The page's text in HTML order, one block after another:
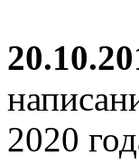
2020